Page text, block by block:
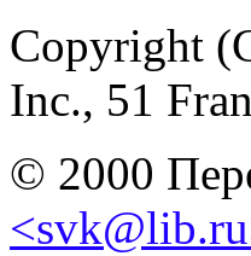
Copyright
Inc., 51
© 2000